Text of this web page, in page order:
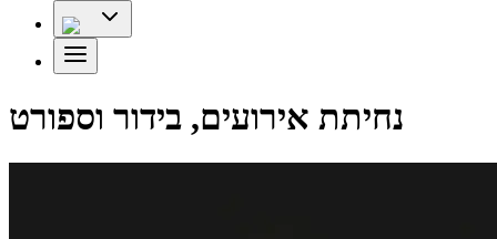
נחיתת אירועים, בידור וספורט